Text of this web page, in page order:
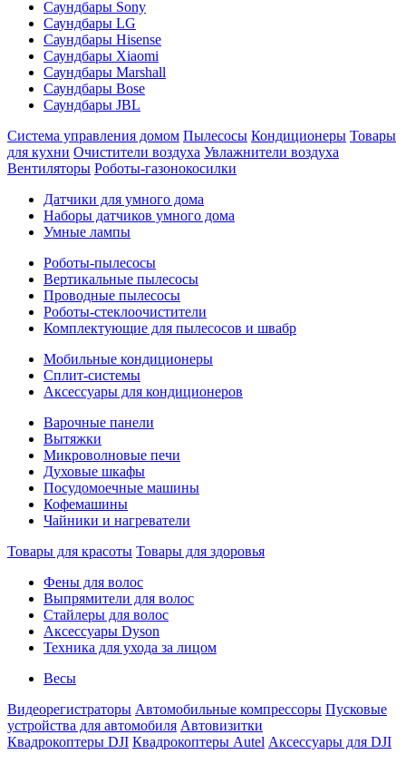
Саундбары Sony
Саундбары LG
Саундбары Hisense
Саундбары Xiaomi
Саундбары Marshall
Саундбары Bose
Саундбары JBL
Система управления домом Пылесосы Кондиционеры Товары
для кухни Очистители воздуха Увлажнители воздуха
Вентиляторы Роботы-газонокосилки
Датчики для умного дома
Наборы датчиков умного дома
Умные лампы
Роботы-пылесосы
Вертикальные пылесосы
Проводные пылесосы
Роботы-стеклоочистители
Комплектующие для пылесосов и швабр
Мобильные кондиционеры
Сплит-системы
Аксессуары для кондиционеров
Варочные панели
Вытяжки
Микроволновые печи
Духовые шкафы
Посудомоечные машины
Кофемашины
Чайники и нагреватели
Товары для красоты Товары для здоровья
Фены для волос
Выпрямители для волос
Стайлеры для волос
Аксессуары Dyson
Техника для ухода за лицом
Весы
Видеорегистраторы Автомобильные компрессоры Пусковые
устройства для автомобиля Автовизитки
Квадрокоптеры DJI Квадрокоптеры Autel Аксессуары для DJI